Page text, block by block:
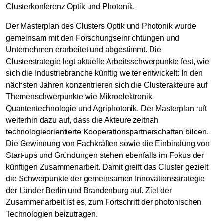
Clusterkonferenz Optik und Photonik.
Der Masterplan des Clusters Optik und Photonik wurde
gemeinsam mit den Forschungs­einrichtungen und
Unternehmen erarbeitet und abgestimmt. Die
Clusterstrategie legt aktuelle Arbeitsschwerpunkte fest, wie
sich die Industriebranche künftig weiter entwickelt: In den
nächsten Jahren konzentrieren sich die Clusterakteure auf
Themenschwerpunkte wie Mikro­elektronik,
Quantentechnologie und Agriphotonik. Der Masterplan ruft
weiterhin dazu auf, dass die Akteure zeitnah
technologieorientierte Kooperationspartnerschaften bilden.
Die Gewinnung von Fachkräften sowie die Einbindung von
Start-ups und Gründungen stehen ebenfalls im Fokus der
künftigen Zusammenarbeit. Damit greift das Cluster gezielt
die Schwerpunkte der gemeinsamen Innovationsstrategie
der Länder Berlin und Brandenburg auf. Ziel der
Zusammenarbeit ist es, zum Fortschritt der photonischen
Technologien beizutragen.